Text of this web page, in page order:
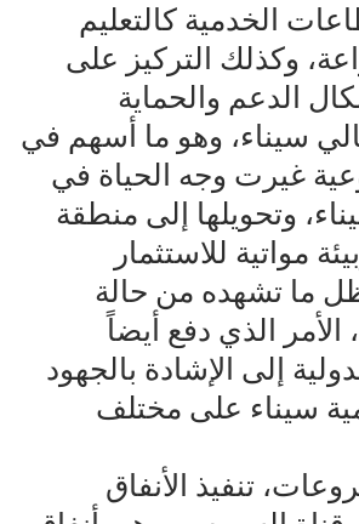
الخدمية كالتعليم
وكذلك التركيز على
الدعم والحماية
سيناء، وهو ما أسهم في
غيرت وجه الحياة في
وتحويلها إلى منطقة
مواتية للاستثمار
ما تشهده من حالة
الأمر الذي دفع أيضاً
إلى الإشادة بالجهود
سيناء على مختلف
تنفيذ الأنفاق